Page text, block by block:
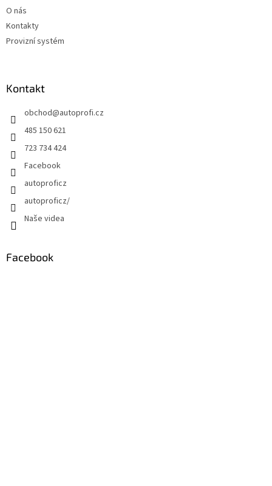
O nás
Kontakty
Provizní systém
Kontakt
obchod@autoprofi.cz
485 150 621
723 734 424
Facebook
autoproficz
autoproficz/
Naše videa
Facebook